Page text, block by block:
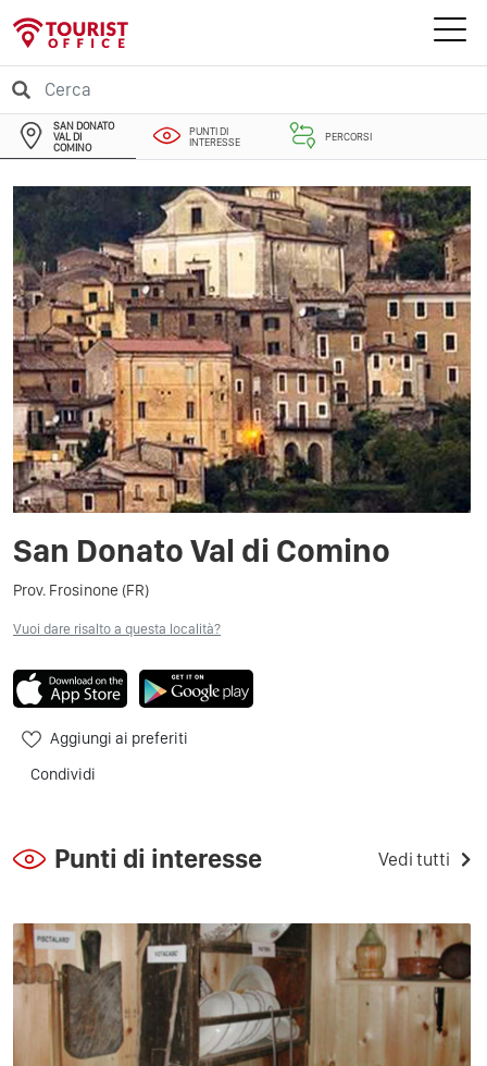
SAN DONATO
VAL DI
COMINO
PUNTI DI
INTERESSE
PERCORSI
San Donato Val di Comino
Prov. Frosinone (FR)
Vuoi dare risalto a questa località?
Aggiungi ai preferiti
Condividi
Punti di interesse Vedi tutti